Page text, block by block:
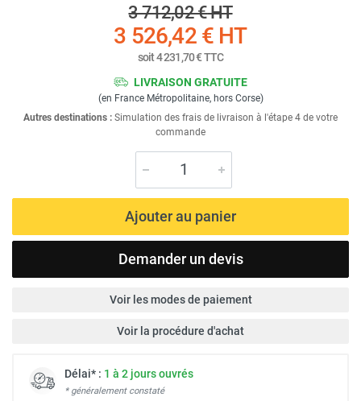
3 712,02 €HT
3 526,42 € HT
soit4 231,70 €TTC
LIVRAISON GRATUITE
(en France Métropolitaine, hors Corse)
Autres destinations : Simulation des frais de livraison à l'étape 4 de votre
commande
Ajouter au panier
Demander un devis
Voir les modes de paiement
Voir la procédure d'achat
Délai* : 1 à 2 jours ouvrés
* généralement constaté